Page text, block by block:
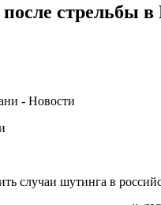
после стрельбы
случаи шутинга в